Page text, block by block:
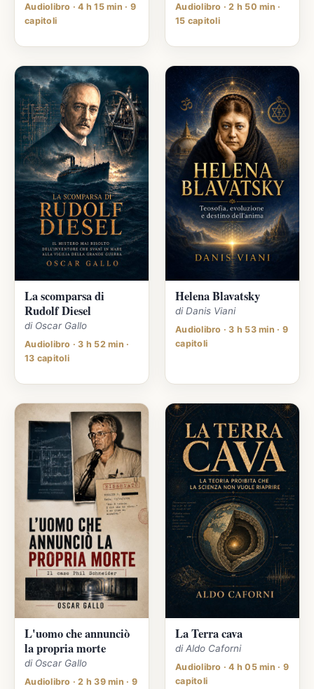
Audiolibro · 4 h 15 min · 9
capitoli
Audiolibro · 2 h 50 min ·
15 capitoli
La scomparsa di
Rudolf Diesel
di Oscar Gallo
Audiolibro · 3 h 52 min ·
13 capitoli
Helena Blavatsky
di Danis Viani
Audiolibro · 3 h 53 min · 9
capitoli
L'uomo che annunciò
la propria morte
di Oscar Gallo
Audiolibro · 2 h 39 min · 9
La Terra cava
di Aldo Caforni
Audiolibro · 4 h 05 min · 9
capitoli